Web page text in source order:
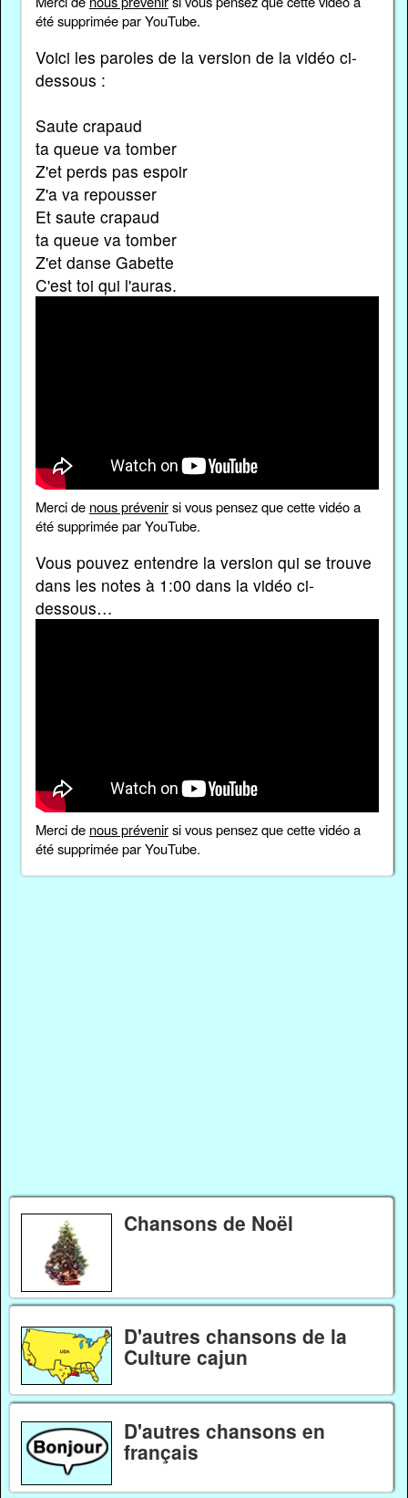
été supprimée par YouTube.
Voici les paroles de la version de la vidéo ci-
dessous :
Saute crapaud
ta queue va tomber
Z'et perds pas espoir
Z'a va repousser
Et saute crapaud
ta queue va tomber
Z'et danse Gabette
C'est toi qui l'auras.
Merci de nous prévenirsi vous pensez que cette vidéo a
été supprimée par YouTube.
Vous pouvez entendre la version qui se trouve
dans les notes à 1:00 dans la vidéo ci-
dessous…
Merci de nous prévenirsi vous pensez que cette vidéo a
été supprimée par YouTube.
Chansons de Noël
D'autres chansons de la
Culture cajun
D'autres chansons en
français